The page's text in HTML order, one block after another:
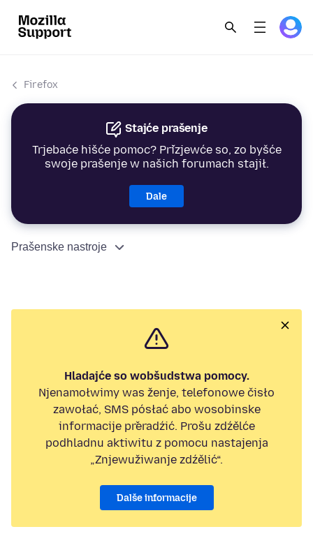
Firefox
Stajće prašenje
Trjebaće hišće pomoc? Přizjewće so, zo byšće
swoje prašenje w našich forumach stajił.
Dale
Prašenske nastroje
Hladajće so wobšudstwa pomocy.
Njenamołwimy was ženje, telefonowe čisło
zawołać, SMS pósłać abo wosobinske
informacije přeradźić. Prošu zdźělće
podhladnu aktiwitu z pomocu nastajenja
„Znjewužiwanje zdźělić“.
Dalše informacije